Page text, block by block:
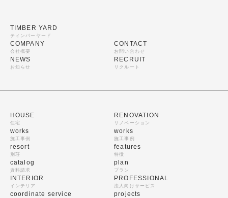
TIMBER YARD
ティンバーヤード
COMPANY
会社概要
NEWS
お知らせ
CONTACT
お問い合わせ
RECRUIT
リクルート
HOUSE
住宅
works
施工事例
resort
別荘
catalog
資料請求
RENOVATION
リノベーション
works
施工事例
features
特徴
plan
プラン
INTERIOR
インテリア
coordinate service
PROFESSIONAL
法人向けサービス
projects